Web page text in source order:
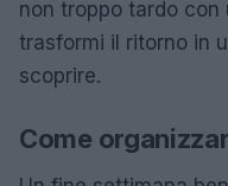
non troppo tardo
trasformi il ritorno in
scoprire.
Come